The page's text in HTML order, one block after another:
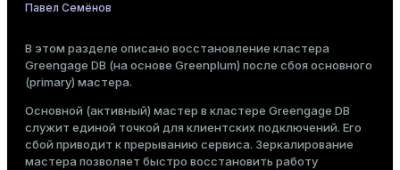
Средний
Темная Светлая Сепия
Павел Семёнов
В этом разделе описано восстановление кластера
Greengage DB (на основе Greenplum) после сбоя основного
(primary) мастера.
Основной (активный) мастер в кластере Greengage DB
служит единой точкой для клиентских подключений. Его
сбой приводит к прерыванию сервиса. Зеркалирование
мастера позволяет быстро восстановить работу